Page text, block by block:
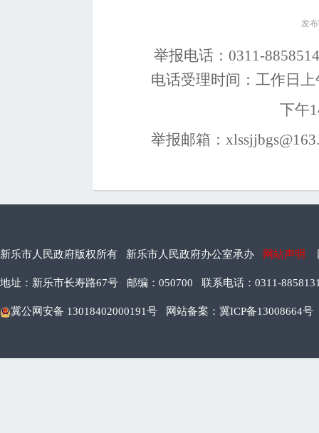
发
举报电话： 0311-
电话受理时间：工作日上
下午
举报邮箱：